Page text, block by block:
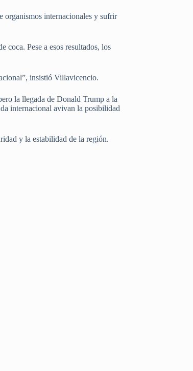
organismos internacionales y sufrir
coca. Pese a esos resultados, los
insistió Villavicencio.
la llegada de Donald Trump a la
internacional avivan la posibilidad
y la estabilidad de la región.